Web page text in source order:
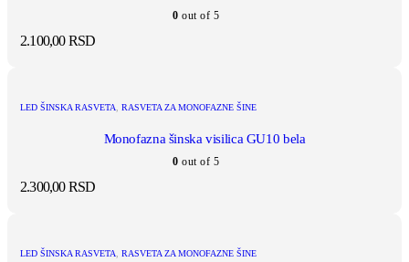
0 out of 5
2.100,00RSD
LED ŠINSKA RASVETA, RASVETA ZA MONOFAZNE ŠINE
Monofazna šinska visilica GU10 bela
0 out of 5
2.300,00RSD
LED ŠINSKA RASVETA, RASVETA ZA MONOFAZNE ŠINE